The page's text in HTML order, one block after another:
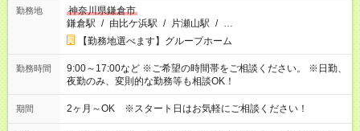
勤務地
神奈川県鎌倉市
鎌倉駅 / 由比ケ浜駅 / 片瀬山駅 / …
【勤務地選べます】グループホーム
勤務時間
9:00～17:00など ※ご希望の時間帯をご相談ください。 ※日勤、
夜勤のみ、変則的な勤務等も相談OK！
期間 2ヶ月～OK ※スタート日はお気軽にご相談ください！